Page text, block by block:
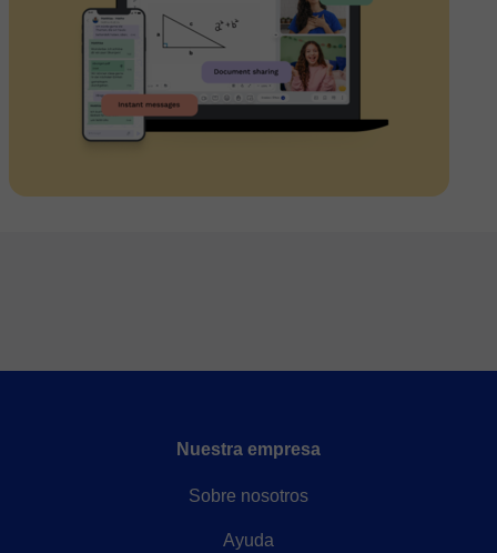
Nuestra empresa
Sobre nosotros
Ayuda